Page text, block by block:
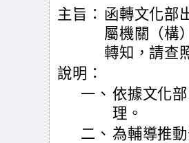
主旨： 函轉文化部
屬機關（構
轉知，請查
說明：
一、 依據文化
理。
二、 為輔導推